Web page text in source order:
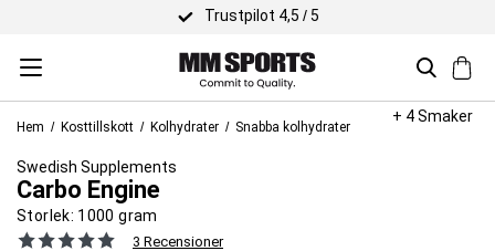
Trustpilot 4,5 / 5
Hem Kosttillskott Kolhydrater Snabba kolhydrater
+ 4 Smaker
Swedish Supplements
Carbo Engine
Storlek: 1000 gram
3 Recensioner